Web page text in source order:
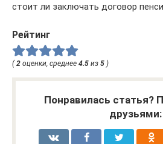
стоит ли заключать договор
Рейтинг
(2 оценки, среднее 4.5 из 5 )
Понравилась статья?
друзьями: